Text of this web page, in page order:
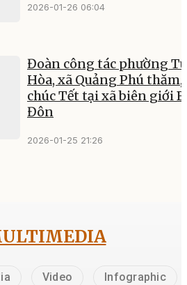
2026-01-26 06:04
Đoàn công tác phường
Hòa, xã Quảng Phú thăm,
chúc Tết tại xã biên giới
Đôn
2026-01-25 21:26
Video Infographic